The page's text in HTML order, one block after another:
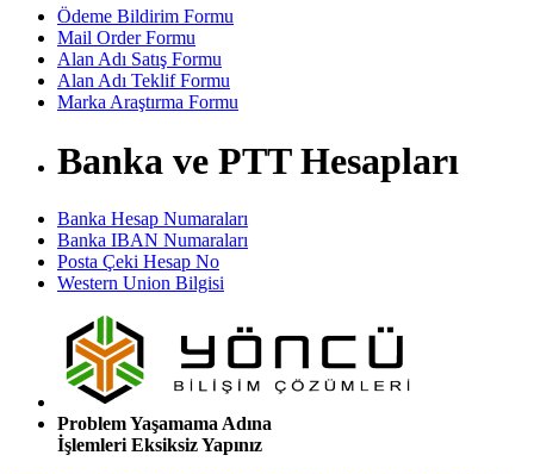
Ödeme Bildirim Formu
Mail Order Formu
Alan Adı Satış Formu
Alan Adı Teklif Formu
Marka Araştırma Formu
Banka ve PTT Hesapları
Banka Hesap Numaraları
Banka IBAN Numaraları
Posta Çeki Hesap No
Western Union Bilgisi
Problem Yaşamama Adına
İşlemleri Eksiksiz Yapınız